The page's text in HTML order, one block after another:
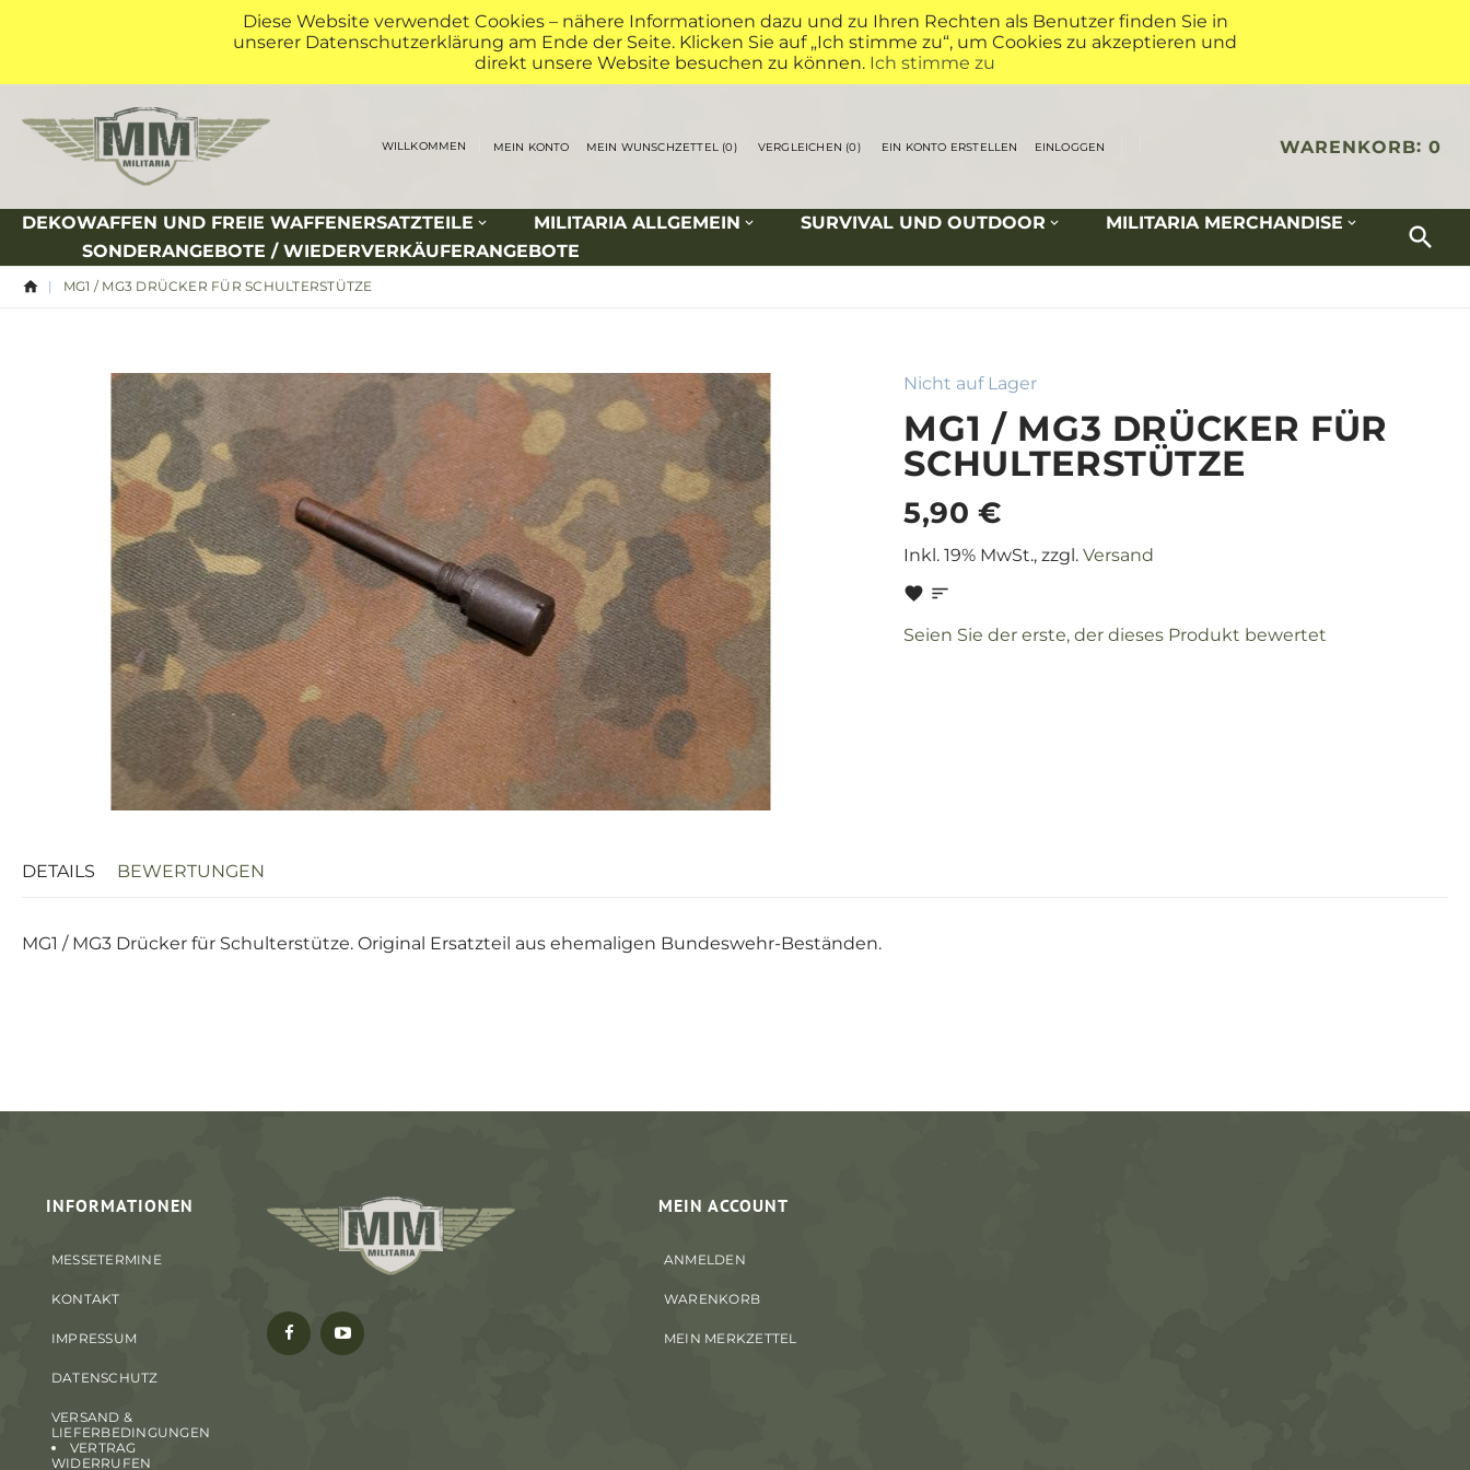
Diese Website verwendet Cookies – nähere Informationen dazu und zu Ihren Rechten als Benutzer finden Sie in
unserer Datenschutzerklärung am Ende der Seite. Klicken Sie auf „Ich stimme zu“, um Cookies zu akzeptieren und
direkt unsere Website besuchen zu können. Ich stimme zu
WILLKOMMEN MEIN KONTO MEIN WUNSCHZETTEL 0 VERGLEICHEN 0 EIN KONTO ERSTELLEN EINLOGGEN WARENKORB 0
DEKOWAFFEN UND FREIE WAFFENERSATZTEILE MILITARIA ALLGEMEIN SURVIVAL UND OUTDOOR
MILITARIA MERCHANDISE
SONDERANGEBOTE / WIEDERVERKÄUFERANGEBOTE
MG1 / MG3 DRÜCKER FÜR SCHULTERSTÜTZE
Nicht auf Lager
MG1 / MG3 DRÜCKER FÜR
SCHULTERSTÜTZE
5,90 €
Inkl. 19% MwSt., zzgl.Versand
Seien Sie der erste, der dieses Produkt bewertet
DETAILS
MG1 / MG3 Drücker für Schulterstütze. Original Ersatzteil aus ehemaligen Bundeswehr-Beständen.
BEWERTUNGEN
INFORMATIONEN
MESSETERMINE
KONTAKT
IMPRESSUM
DATENSCHUTZ
VERSAND &
LIEFERBEDINGUNGEN
VERTRAG
WIDERRUFEN
MEIN ACCOUNT
ANMELDEN
WARENKORB
MEIN MERKZETTEL